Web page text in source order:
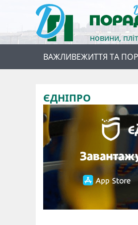
новини,
ВАЖЛИВЕЖИТТЯ ТА
ЄДНІПРО